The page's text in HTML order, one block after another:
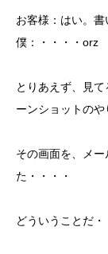
お客様：はい。書
僕：・・・・orz
とりあえず、見
ーンショットの
その画面を、メ
た・・・・
どういうことだ